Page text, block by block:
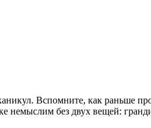
Вспомните, как раньше
немыслим без двух вещей: